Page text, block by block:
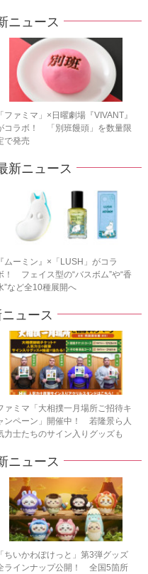
ニュース
「ファミマ」×日曜劇場『VIVANT』
コラボ！ 「別班饅頭」を数量限
で発売
新ニュース
『ムーミン』×「LUSH」がコラ
！ フェイス型の“バスボム”や“香
”など全10種展開へ
ュース
ァミマ「大相撲一月場所ご招待キ
ンペーン」開催中！ 若隆景ら人
力士たちのサイン入りグッズも
ニュース
「ちいかわぽけっと」第3弾グッズ
ラインナップ公開！ 全国5箇所